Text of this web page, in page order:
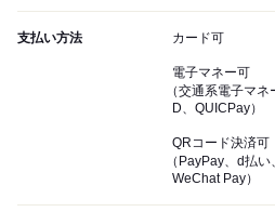
支払い方法 カード可
電子マネー可
（交通系電子マ
D、QUICPay）
QRコード決済可
（PayPay、d払
WeChat Pay）